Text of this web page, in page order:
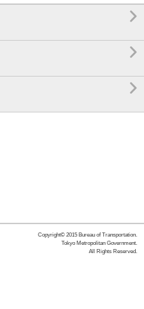



Copyright© 2015 Bureau of Transportation.
Tokyo Metropolitan Government.
All Rights Reserved.